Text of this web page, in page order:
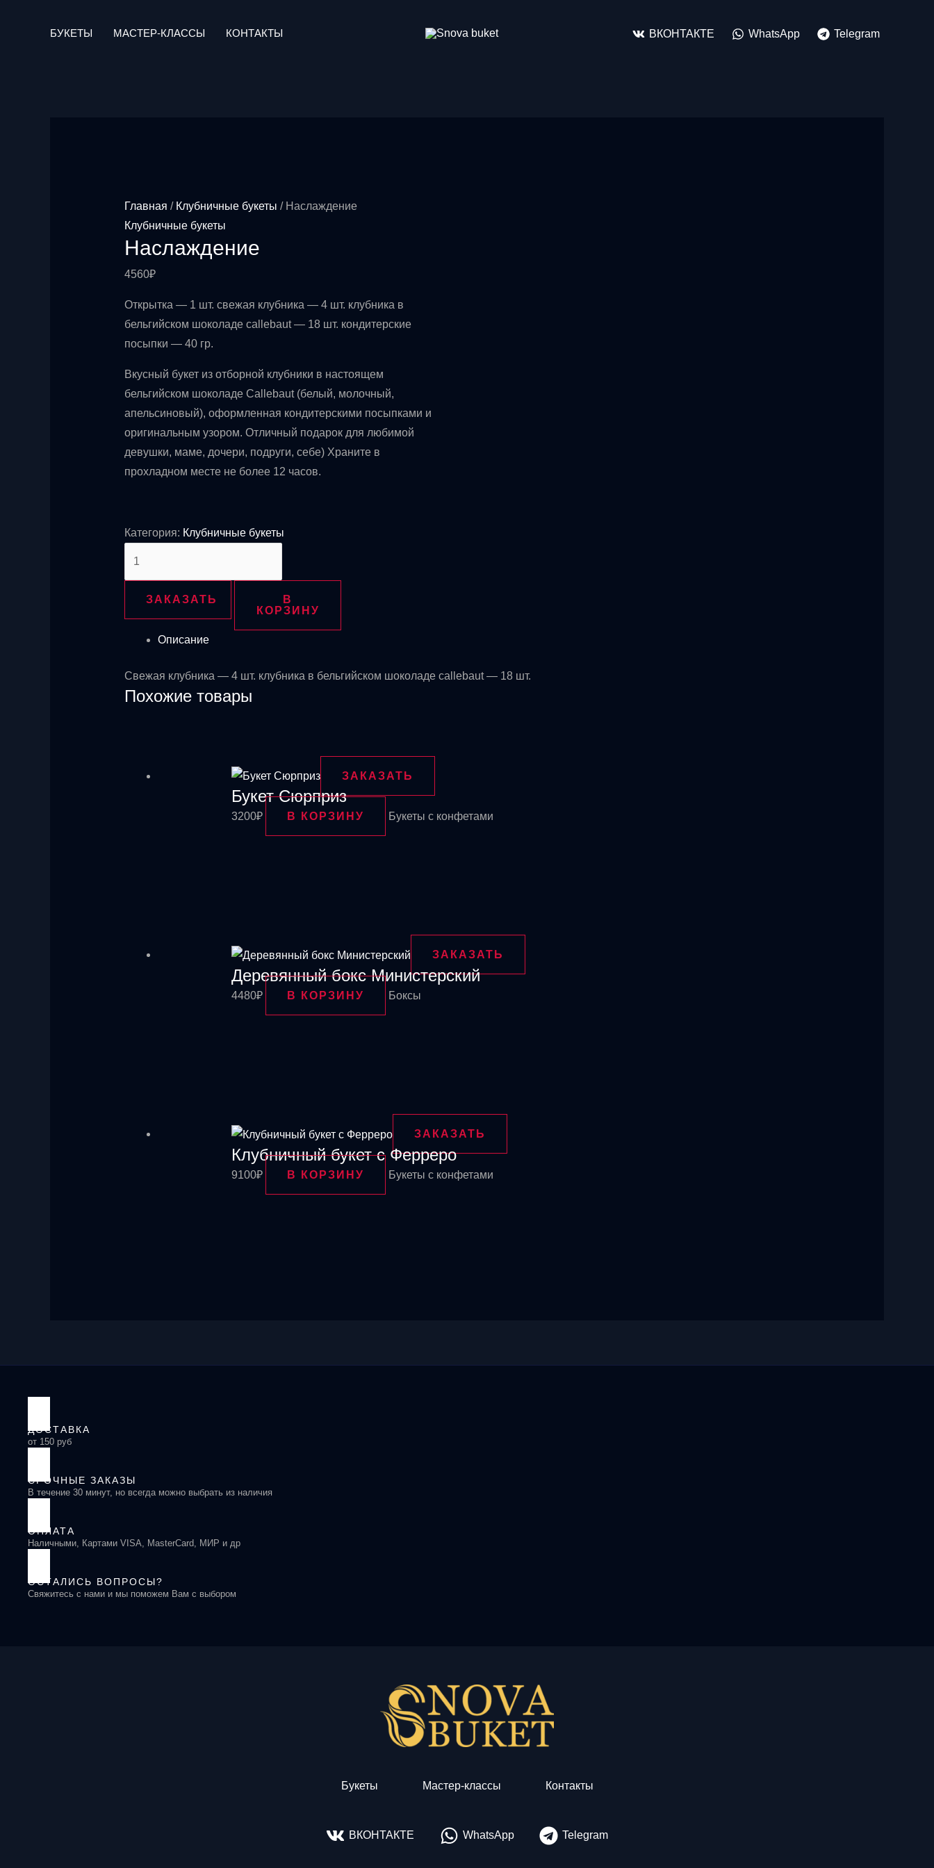
БУКЕТЫ МАСТЕР-КЛАССЫ КОНТАКТЫ ВКОНТАКТЕ WhatsApp Telegram
Главная / Клубничные букеты / Наслаждение
Клубничные букеты
Наслаждение
4560₽
Открытка — 1 шт. свежая клубника — 4 шт. клубника в
бельгийском шоколаде callebaut — 18 шт. кондитерские
посыпки — 40 гр.
Вкусный букет из отборной клубники в настоящем
бельгийском шоколаде Callebaut (белый, молочный,
апельсиновый), оформленная кондитерскими посыпками и
оригинальным узором. Отличный подарок для любимой
девушки, маме, дочери, подруги, себе) Храните в
прохладном месте не более 12 часов.
Категория: Клубничные букеты
ЗАКАЗАТЬ
В
КОРЗИНУ
Описание
Свежая клубника — 4 шт. клубника в бельгийском шоколаде callebaut — 18 шт.
Похожие товары
ЗАКАЗАТЬ
Букет Сюрприз
3200₽ В КОРЗИНУ Букеты с конфетами
ЗАКАЗАТЬ
Деревянный бокс Министерский
4480₽ В КОРЗИНУ Боксы
ЗАКАЗАТЬ
Клубничный букет с Ферреро
9100₽ В КОРЗИНУ Букеты с конфетами
ДОСТАВКА
от 150 руб
СРОЧНЫЕ ЗАКАЗЫ
В течение 30 минут, но всегда можно выбрать из наличия
ОПЛАТА
Наличными, Картами VISA, MasterCard, МИР и др
ОСТАЛИСЬ ВОПРОСЫ?
Свяжитесь с нами и мы поможем Вам с выбором
Букеты Мастер-классы Контакты
ВКОНТАКТЕ WhatsApp Telegram